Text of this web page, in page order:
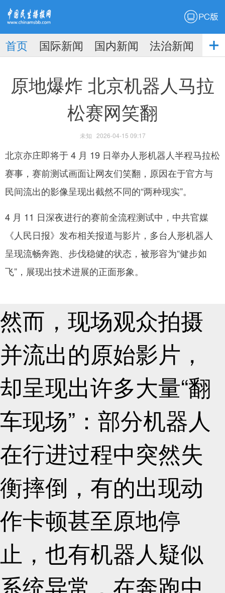
播
报
网
首页 国际新闻 国内新闻 法治新闻
社
原地爆炸 北京机器人马拉
松赛网笑翻
未知 2026-04-15 09:17
北京亦庄即将于 4 月 19 日举办人形机器人半程马拉松
赛事，赛前测试画面让网友们笑翻，原因在于官方与
民间流出的影像呈现出截然不同的“两种现实”。
4 月 11 日深夜进行的赛前全流程测试中，中共官媒
《人民日报》发布相关报道与影片，多台人形机器人
呈现流畅奔跑、步伐稳健的状态，被形容为“健步如
飞”，展现出技术进展的正面形象。
然而，现场观众拍摄
并流出的原始影片，
却呈现出许多大量“翻
车现场”：部分机器人
在行进过程中突然失
衡摔倒，有的出现动
作卡顿甚至原地停
止，也有机器人疑似
系统异常，在奔跑中